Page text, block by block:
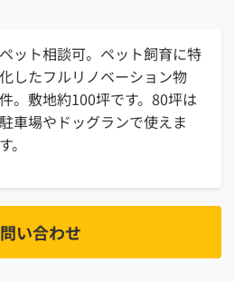
ペット相談可。ペット飼育に特
化したフルリノベーション物
件。敷地約100坪です。80坪は
駐車場やドッグランで使えま
す。
い合わせ